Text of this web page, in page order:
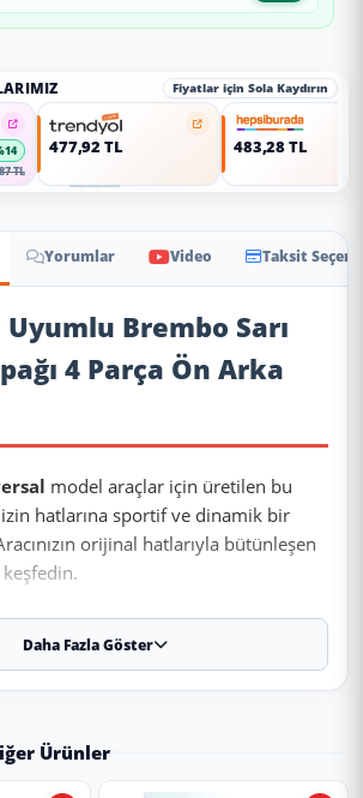
Fiyatlar için Sola Kaydırın
TL
477,92 TL 483,28 TL
Yorumlar Video Taksit
Uyumlu Brembo Sarı
4 Parça Ön Arka
model araçlar için üretilen bu
hatlarına sportif ve dinamik bir
orijinal hatlarıyla bütünleşen
keşfedin.
ve Avantajları
Aracınızın orijinal ölçülerine sadık kalınarak
ve uzun ömürlü malzeme.
Daha Fazla Göster
Ürünler